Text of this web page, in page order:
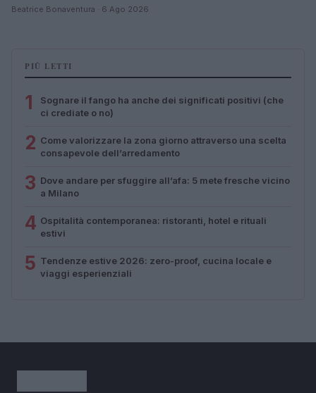
Beatrice Bonaventura · 6 Ago 2026
PIÙ LETTI
1
Sognare il fango ha anche dei significati positivi (che
ci crediate o no)
2 Come valorizzare la zona giorno attraverso una scelta
consapevole dell’arredamento
3 Dove andare per sfuggire all’afa: 5 mete fresche vicino
a Milano
4 Ospitalità contemporanea: ristoranti, hotel e rituali
estivi
5 Tendenze estive 2026: zero-proof, cucina locale e
viaggi esperienziali